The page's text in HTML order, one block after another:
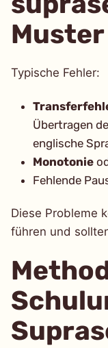
Muster
Typische Fehler:
Übertragen
englische
Monotonie
Fehlende
Diese Probleme
führen und